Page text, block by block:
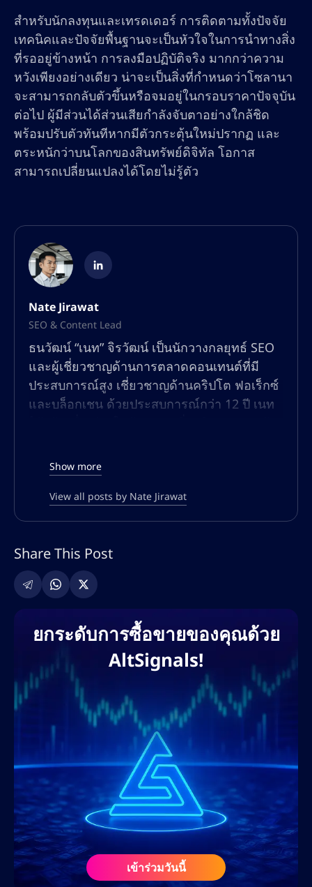
สำหรับนักลงทุนและเทรดเดอร์ การติดตามทั้งปัจจัย
เทคนิคและปัจจัยพื้นฐานจะเป็นหัวใจในการนำทางสิ่ง
ที่รออยู่ข้างหน้า การลงมือปฏิบัติจริง มากกว่าความ
หวังเพียงอย่างเดียว น่าจะเป็นสิ่งที่กำหนดว่าโซลานา
จะสามารถกลับตัวขึ้นหรือจมอยู่ในกรอบราคาปัจจุบัน
ต่อไป ผู้มีส่วนได้ส่วนเสียกำลังจับตาอย่างใกล้ชิด
พร้อมปรับตัวทันทีหากมีตัวกระตุ้นใหม่ปรากฏ และ
ตระหนักว่าบนโลกของสินทรัพย์ดิจิทัล โอกาส
สามารถเปลี่ยนแปลงได้โดยไม่รู้ตัว
Nate Jirawat
SEO & Content Lead
ธนวัฒน์ “เนท” จิรวัฒน์ เป็นนักวางกลยุทธ์ SEO
และผู้เชี่ยวชาญด้านการตลาดคอนเทนต์ที่มี
ประสบการณ์สูง เชี่ยวชาญด้านคริปโต ฟอเร็กซ์
และบล็อกเชน ด้วยประสบการณ์กว่า 12 ปี เนท
ในการค้นหา และการสร้างคอนเทนต์ที่มีอัตรา
การแปลงสูงสำหรับแพลตฟอร์มทางการเงินและ
การซื้อขายทั่วโลก
เทคนิค การปรับแต่งทั้งแบบออนเพจและออฟ
และการตลาดคอนเทนต์ที่ขับเคลื่อนด้วย AI เขา
เคยร่วมงานกับแพลตฟอร์มแลกเปลี่ยนคริปโต
ชั้นนำ โบรกเกอร์ฟอเร็กซ์ โครงการ DeFi และ
แพลตฟอร์มการศึกษาด้านการซื้อขาย เพื่อช่วย
ให้แบรนด์ต่างๆ ขยายการเข้าถึงบนโลกดิจิทัล
และครองอันดับการค้นหา แนวทางที่ขับเคลื่อน
ด้วยข้อมูลของเขาช่วยให้มั่นใจได้ว่าจะได้รับ
ROI สูงสุด การมีส่วนร่วมของผู้ใช้ และการสร้าง
ลีดสูงสุด ผ่านบล็อกที่ปรับแต่ง SEO หน้าแลนดิ้ง
เพจ และกลยุทธ์คอนเทนต์ที่เน้นการแปลงเป็น
ลูกค้า
ก่อนร่วมงานกับ AltSignals ในเดือนกุมภาพันธ์
2568 เนทเคยร่วมงานกับเว็บไซต์สื่อคริปโตชั้น
นำ ศูนย์การเรียนรู้ฟอเร็กซ์ และโปรเจกต์ Web3
ในฐานะที่ปรึกษา SEO และนักวางกลยุทธ์ด้าน
เนื้อหา ความรู้ความเข้าใจอย่างลึกซึ้งเกี่ยวกับ
Show more
View all posts by Nate Jirawat
Share This Post
ยกระดับการซื้อขายของคุณด้วย
AltSignals!
เข้าร่วมวันนี้